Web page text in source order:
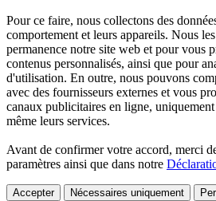
Pour ce faire, nous collectons des
comportement et leurs appareils. Nous
permanence notre site web et pour vous
contenus personnalisés, ainsi que pour
d'utilisation. En outre, nous pouvons
avec des fournisseurs externes et vous
canaux publicitaires en ligne,
même leurs services.
Avant de confirmer votre accord, merci
paramètres ainsi que dans notre
Accepter Nécessaires uniquement